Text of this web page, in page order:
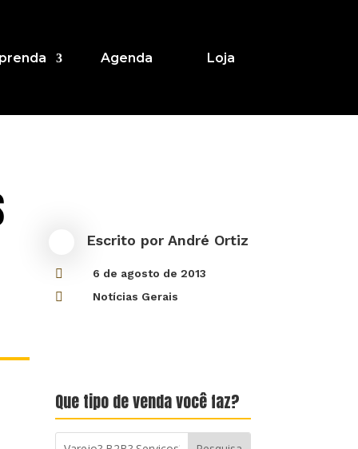
Agenda Loja
Escrito porAndré Ortiz
 6 de agosto de 2013
 Notícias Gerais
Que tipo de venda você faz?